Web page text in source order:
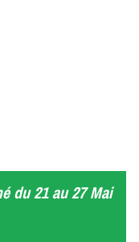
du 21 au 27 Mai